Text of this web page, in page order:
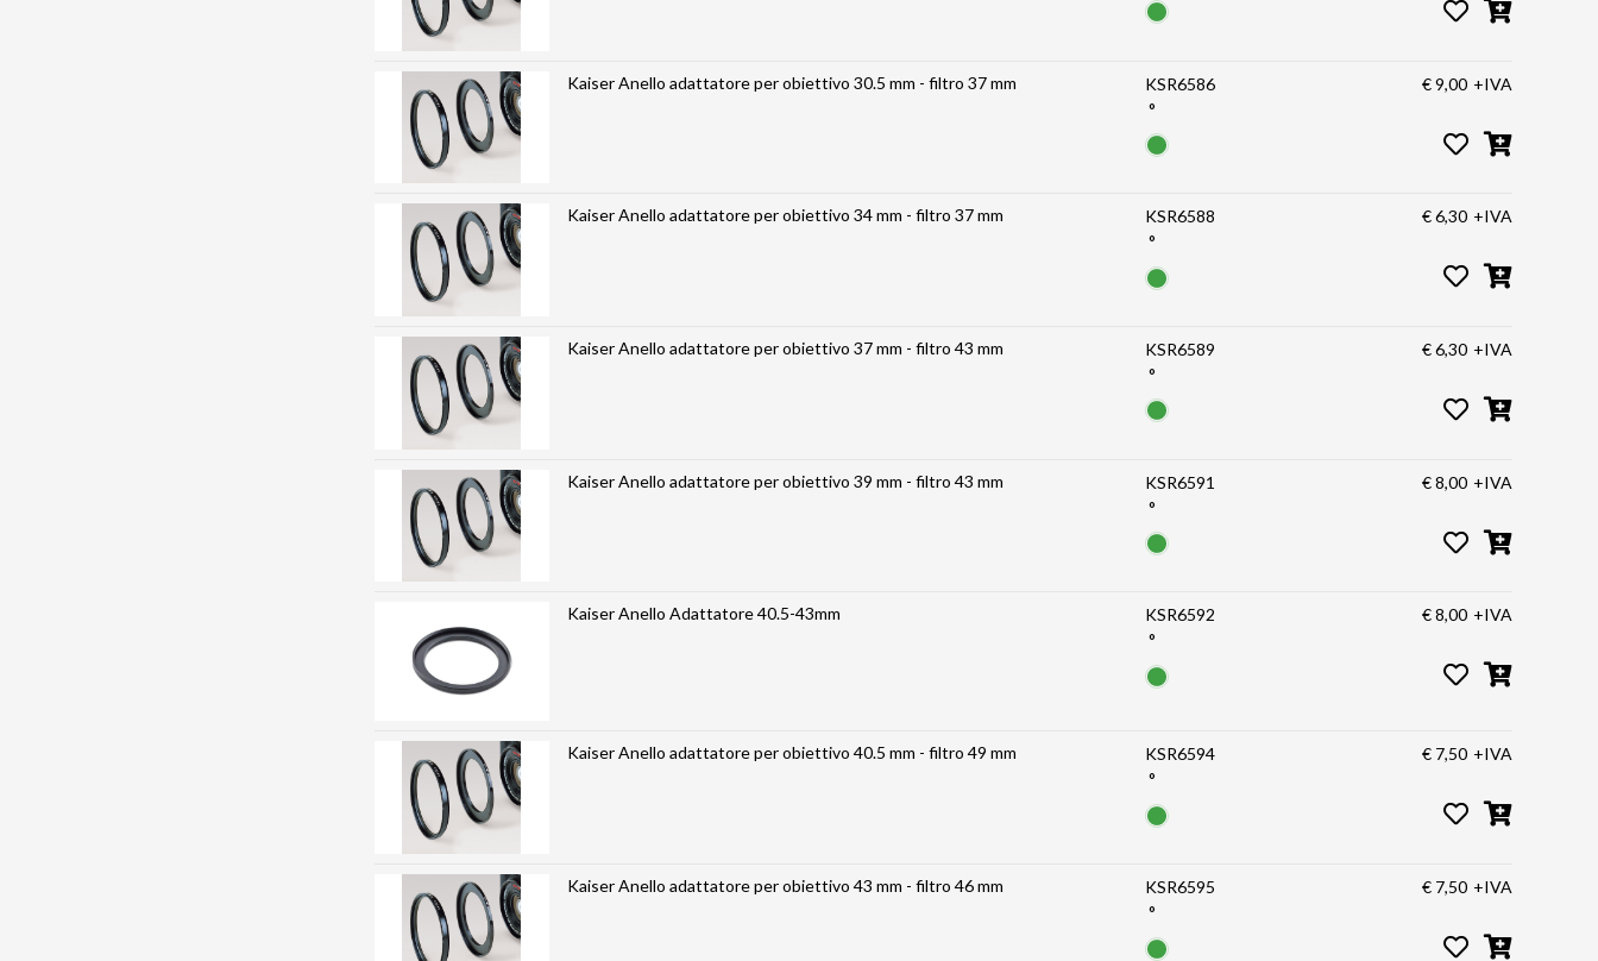
Kaiser Anello adattatore per obiettivo 30.5 mm - filtro 37 mm
KSR6586
°
€ 9,00 +IVA
Kaiser Anello adattatore per obiettivo 34 mm - filtro 37 mm
KSR6588
°
€ 6,30 +IVA
Kaiser Anello adattatore per obiettivo 37 mm - filtro 43 mm
KSR6589
°
€ 6,30 +IVA
Kaiser Anello adattatore per obiettivo 39 mm - filtro 43 mm
KSR6591
°
€ 8,00 +IVA
Kaiser Anello Adattatore 40.5-43mm
KSR6592
°
€ 8,00 +IVA
Kaiser Anello adattatore per obiettivo 40.5 mm - filtro 49 mm
KSR6594
°
€ 7,50 +IVA
Kaiser Anello adattatore per obiettivo 43 mm - filtro 46 mm
KSR6595
°
€ 7,50 +IVA